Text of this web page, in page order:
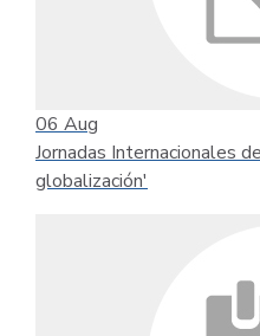
06 Aug
Jornadas Internacionales
globalización'